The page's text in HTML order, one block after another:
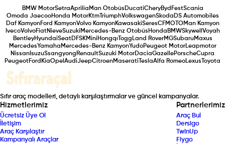
BMW MotorSetraAprilia Man Otobüs DucatiCheryByd FestScania
Omoda JaecooHonda MotorKtmTriumphVolkswagenSkoda DS Automobiles
Daf KamyonFord KamyonVolvo KamyonKawasakiSeresCFMOTOMan Kamyon
IvecoVolvoFiatNieveSuzuki Mercedes-Benz Otobüs Honda BMWSkywell Voyah
BentleyHyundaiSeatDFSKMini Hongqı Togg Land RoverMGSubaruMaxus
MercedesYamaha Mercedes-Benz KamyonYudoPeugeot MotorLeapmotor
Nissan IsuzuSsangyong RenaultSuzuki MotorDaciaGazellePorscheCupra
PeugeotFord KiaOpel AudiJeepCitroenMaserati TeslaAlfa RomeoLexus Toyota
Sıfır araç modelleri, detaylı karşılaştırmalar ve güncel kampanyalar.
Hizmetlerimiz
Ücretsiz Üye Ol
İletişim
Araç Karşılaştır
Kampanyalı Araçlar
Partnerlerimiz
Araç Bul
Dersigo
TwinUp
Fiygo